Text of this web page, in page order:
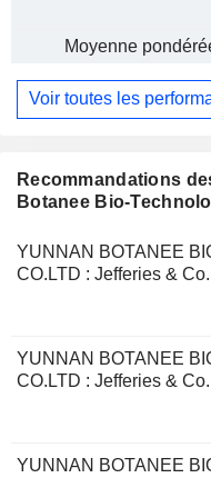
Recommandations
Botanee Bio-
YUNNAN BOTANEE
CO.LTD : Jefferies &
YUNNAN BOTANEE
CO.LTD : Jefferies &
YUNNAN BOTANEE
Moyenne
Voir toutes les